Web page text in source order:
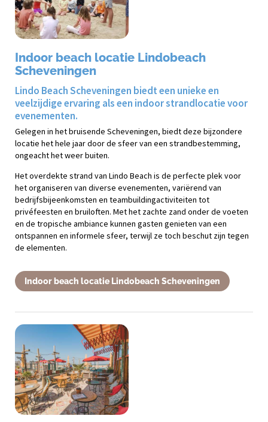
Indoor beach locatie Lindobeach
Scheveningen
Lindo Beach Scheveningen biedt een unieke en
veelzijdige ervaring als een indoor strandlocatie voor
evenementen.
Gelegen in het bruisende Scheveningen, biedt deze bijzondere
locatie het hele jaar door de sfeer van een strandbestemming,
ongeacht het weer buiten.
Het overdekte strand van Lindo Beach is de perfecte plek voor
het organiseren van diverse evenementen, variërend van
bedrijfsbijeenkomsten en teambuildingactiviteiten tot
privéfeesten en bruiloften. Met het zachte zand onder de voeten
en de tropische ambiance kunnen gasten genieten van een
ontspannen en informele sfeer, terwijl ze toch beschut zijn tegen
de elementen.
Indoor beach locatie Lindobeach Scheveningen